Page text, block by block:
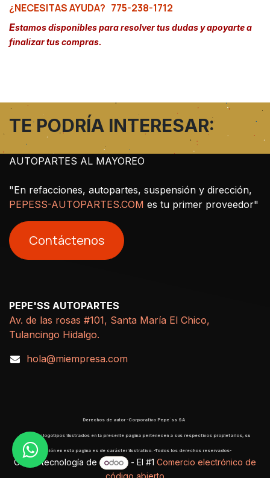
¿NECESITAS AYUDA? 775-238-1712
Estamos disponibles para resolver tus dudas y apoyarte a
finalizar tus compras.
TE PODRÍA INTERESAR:
AUTOPARTES AL MAYOREO
"En refacciones, autopartes, suspensión y dirección,
PEPESS-AUTOPARTES.COM es tu primer proveedor"
Contáctenos
PEPE'SS AUTOPARTES
Av. de las rosas #101, Santa María El Chico,
Tulancingo Hidalgo.
hola@miempresa.com
Derechos de autor -Corporativo Pepe´ss SA
​ Marcas y logotipos ilustrados en la presente pagina pertenecen a sus respectivos propietarios, su
aparición en esta pagina es de carácter ilustrativo. -Todos los derechos reservados-
Con la tecnología de - El #1Comercio electrónico de
código abierto